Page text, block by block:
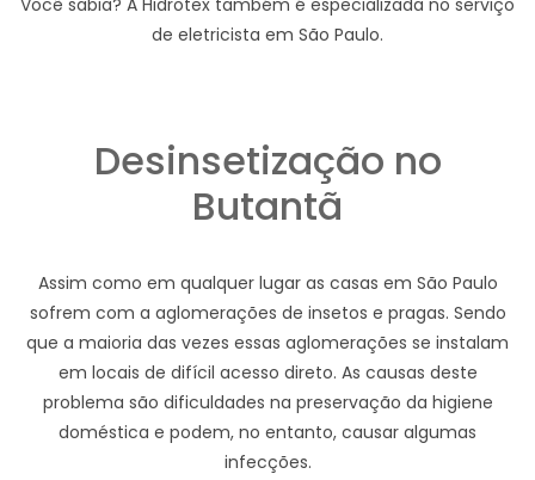
Você sabia? A Hidrotex também é especializada no serviço
de eletricista em São Paulo.
Desinsetização no
Butantã
Assim como em qualquer lugar as casas em São Paulo
sofrem com a aglomerações de insetos e pragas. Sendo
que a maioria das vezes essas aglomerações se instalam
em locais de difícil acesso direto. As causas deste
problema são dificuldades na preservação da higiene
doméstica e podem, no entanto, causar algumas
infecções.